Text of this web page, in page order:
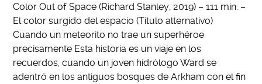
Color Out of Space (Richard Stanley, 2019) – 111 min. –
El color surgido del espacio (Título alternativo)
Cuando un meteorito no trae un superhéroe
precisamente Esta historia es un viaje en los
recuerdos, cuando un joven hidrólogo Ward se
adentró en los antiguos bosques de Arkham con el fin